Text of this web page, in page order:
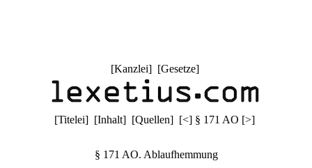
[Kanzlei] [Gesetze]
[Titelei] [Inhalt] [Quellen] [<] § 171 AO [>]
§ 171 AO. Ablaufhemmung